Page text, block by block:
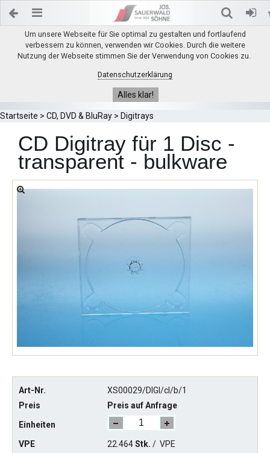
Um unsere Webseite für Sie optimal zu gestalten und fortlaufend
verbessern zu können, verwenden wir Cookies. Durch die weitere
Nutzung der Webseite stimmen Sie der Verwendung von Cookies zu.
Datenschutzerklärung
Alles klar!
Startseite > CD, DVD & BluRay > Digitrays
CD Digitray für 1 Disc -
transparent - bulkware
Art-Nr.
XS00029/DIGI/cl/b/1
Preis
Preis auf Anfrage
Einheiten
VPE
22.464 Stk. / VPE